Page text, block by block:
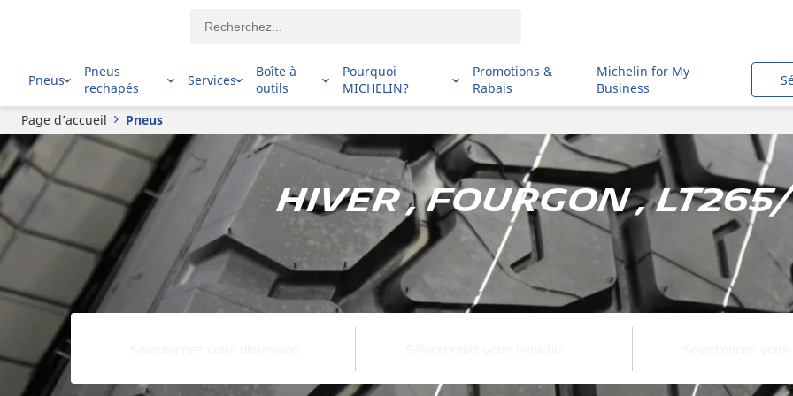
Pneus
Pneus
rechapés
Services
Boîte à
outils
Pourquoi
MICHELIN?
Promotions &
Rabais
Michelin for My
Business
Page d’accueil Pneus
Hiver , Fourgon , LT265/